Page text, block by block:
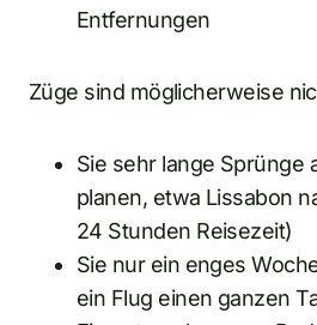
Entfernungen
Züge sind möglicherweise
Sie sehr lange Sprünge
planen, etwa Lissabon
24 Stunden Reisezeit)
Sie nur ein enges
ein Flug einen ganzen